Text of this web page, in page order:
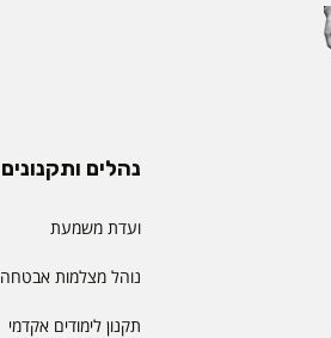
נהלים ותקנונים
ועדת משמעת
נוהל מצלמות אבטחה
תקנון לימודים אקדמי